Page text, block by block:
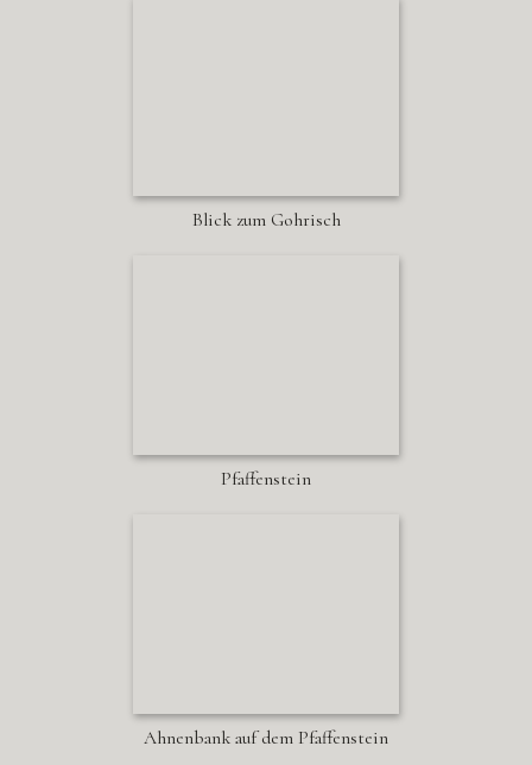
Blick zum Gohrisch
Pfaffenstein
Ahnenbank auf dem Pfaffenstein